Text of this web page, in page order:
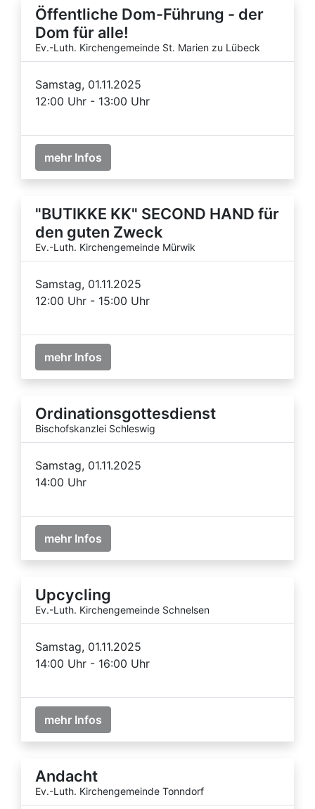
Öffentliche Dom-Führung - der
Dom für alle!
Ev.-Luth. Kirchengemeinde St. Marien zu Lübeck
Samstag, 01.11.2025
12:00 Uhr - 13:00 Uhr
mehr Infos
"BUTIKKE KK" SECOND HAND für
den guten Zweck
Ev.-Luth. Kirchengemeinde Mürwik
Samstag, 01.11.2025
12:00 Uhr - 15:00 Uhr
mehr Infos
Ordinationsgottesdienst
Bischofskanzlei Schleswig
Samstag, 01.11.2025
14:00 Uhr
mehr Infos
Upcycling
Ev.-Luth. Kirchengemeinde Schnelsen
Samstag, 01.11.2025
14:00 Uhr - 16:00 Uhr
mehr Infos
Andacht
Ev.-Luth. Kirchengemeinde Tonndorf